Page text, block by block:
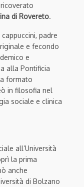
di Rovereto.
padre
e fecondo
e
alla Pontificia
formato
in filosofia nel
sociale e clinica
all’Università
la prima
anche
di Bolzano